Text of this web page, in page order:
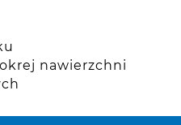
nawierzchni